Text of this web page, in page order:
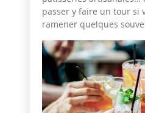
passer y faire un tour si
ramener quelques